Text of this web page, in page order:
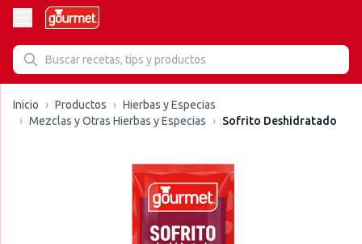
Inicio › Productos › Hierbas y Especias
› Mezclas y Otras Hierbas y Especias › Sofrito Deshidratado